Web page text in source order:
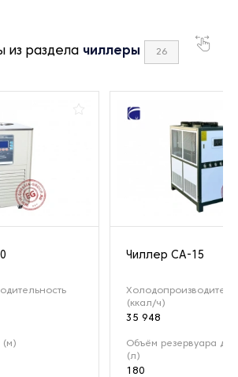
из раздела чиллеры 26
(м)
Чиллер СА-15
(ккал/ч)
35 948
Объём резервуара
(л)
180